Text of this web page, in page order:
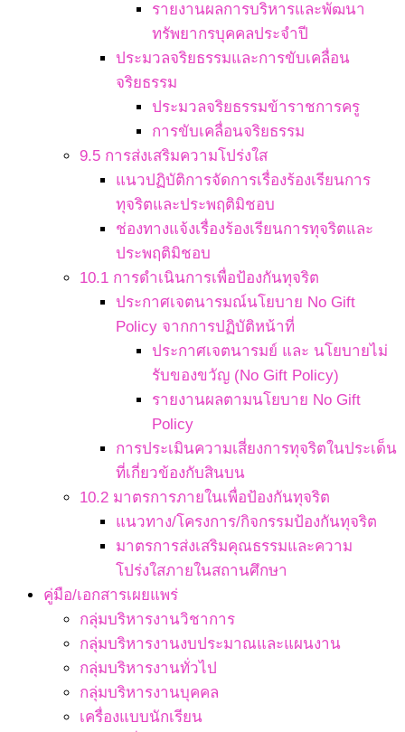
รายงานผลการบริหารและพัฒนา
ทรัพยากรบุคคลประจำปี
ประมวลจริยธรรมและการขับเคลื่อน
จริยธรรม
ประมวลจริยธรรมข้าราชการครู
การขับเคลื่อนจริยธรรม
9.5 การส่งเสริมความโปร่งใส
แนวปฏิบัติการจัดการเรื่องร้องเรียนการ
ทุจริตและประพฤติมิชอบ
ช่องทางแจ้งเรื่องร้องเรียนการทุจริตและ
ประพฤติมิชอบ
10.1 การดำเนินการเพื่อป้องกันทุจริต
ประกาศเจตนารมณ์นโยบาย No Gift
Policy จากการปฏิบัติหน้าที่
ประกาศเจตนารมย์ และ นโยบายไม่
รับของขวัญ (No Gift Policy)
รายงานผลตามนโยบาย No Gift
Policy
การประเมินความเสี่ยงการทุจริตในประเด็น
ที่เกี่ยวข้องกับสินบน
10.2 มาตรการภายในเพื่อป้องกันทุจริต
แนวทาง/โครงการ/กิจกรรมป้องกันทุจริต
มาตรการส่งเสริมคุณธรรมและความ
โปร่งใสภายในสถานศึกษา
คู่มือ/เอกสารเผยแพร่
กลุ่มบริหารงานวิชาการ
กลุ่มบริหารงานงบประมาณและแผนงาน
กลุ่มบริหารงานทั่วไป
กลุ่มบริหารงานบุคคล
เครื่องแบบนักเรียน